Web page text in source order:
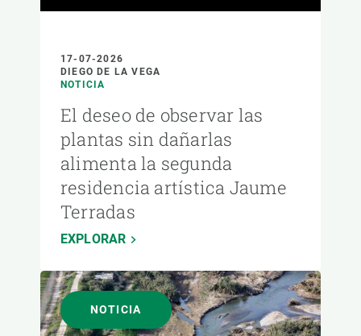
17-07-2026
DIEGO DE LA VEGA
NOTICIA
El deseo de observar las
plantas sin dañarlas
alimenta la segunda
residencia artística Jaume
Terradas
EXPLORAR
NOTICIA